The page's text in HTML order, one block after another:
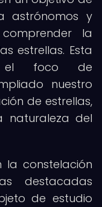
astrónomos y
la
estrellas. Esta
el foco de
nuestro
de estrellas,
naturaleza del
la constelación
destacadas
de estudio